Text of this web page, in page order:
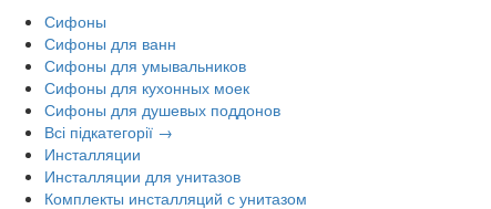
Сифоны
Сифоны для ванн
Сифоны для умывальников
Сифоны для кухонных моек
Сифоны для душевых поддонов
Всі підкатегорії →
Инсталляции
Инсталляции для унитазов
Комплекты инсталляций с унитазом